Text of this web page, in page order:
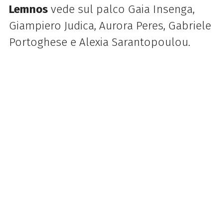
Lemnosvede sul palco Gaia Insenga,
Giampiero Judica, Aurora Peres, Gabriele
Portoghese e Alexia Sarantopoulou.